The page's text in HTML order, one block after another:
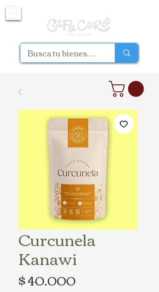
Curcunela
Kanawi
$ 40.000Precio